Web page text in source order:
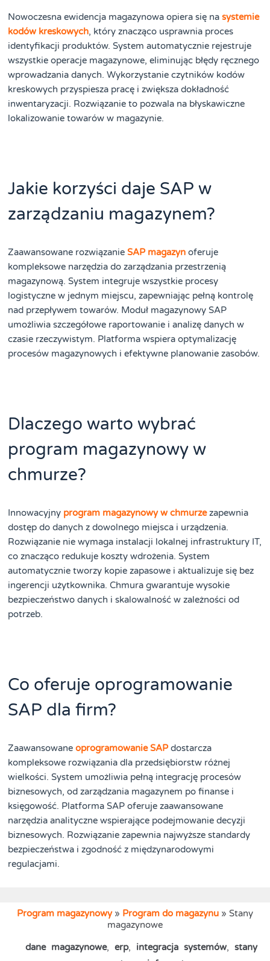
Nowoczesna ewidencja magazynowa opiera się nasystemie
kodów kreskowych, który znacząco usprawnia proces
identyfikacji produktów. System automatycznie rejestruje
wszystkie operacje magazynowe, eliminując błędy ręcznego
wprowadzania danych. Wykorzystanie czytników kodów
kreskowych przyspiesza pracę i zwiększa dokładność
inwentaryzacji. Rozwiązanie to pozwala na błyskawiczne
lokalizowanie towarów w magazynie.
Jakie korzyści daje SAP w
zarządzaniu magazynem?
Zaawansowane rozwiązanieSAP magazyn oferuje
kompleksowe narzędzia do zarządzania przestrzenią
magazynową. System integruje wszystkie procesy
logistyczne w jednym miejscu, zapewniając pełną kontrolę
nad przepływem towarów. Moduł magazynowy SAP
umożliwia szczegółowe raportowanie i analizę danych w
czasie rzeczywistym. Platforma wspiera optymalizację
procesów magazynowych i efektywne planowanie zasobów.
Dlaczego warto wybrać
program magazynowy w
chmurze?
Innowacyjny program magazynowy w chmurzezapewnia
dostęp do danych z dowolnego miejsca i urządzenia.
Rozwiązanie nie wymaga instalacji lokalnej infrastruktury IT,
co znacząco redukuje koszty wdrożenia. System
automatycznie tworzy kopie zapasowe i aktualizuje się bez
ingerencji użytkownika. Chmura gwarantuje wysokie
bezpieczeństwo danych i skalowalność w zależności od
potrzeb.
Co oferuje oprogramowanie
SAP dla firm?
Zaawansowaneoprogramowanie SAPdostarcza
kompleksowe rozwiązania dla przedsiębiorstw różnej
wielkości. System umożliwia pełną integrację procesów
biznesowych, od zarządzania magazynem po finanse i
księgowość. Platforma SAP oferuje zaawansowane
narzędzia analityczne wspierające podejmowanie decyzji
biznesowych. Rozwiązanie zapewnia najwyższe standardy
bezpieczeństwa i zgodność z międzynarodowymi
regulacjami.
Program magazynowy» Program do magazynu » Stany
magazynowe
dane magazynowe, erp, integracja systemów, stany